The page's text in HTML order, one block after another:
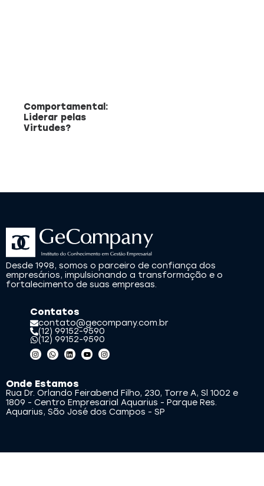
Comportamental:
Liderar pelas
Virtudes?
Desde 1998, somos o parceiro de confiança dos
empresários, impulsionando a transformação e o
fortalecimento de suas empresas.
Contatos
contato@gecompany.com.br
(12) 99152-9590
(12) 99152-9590
Onde Estamos
Rua Dr. Orlando Feirabend Filho, 230, Torre A, Sl 1002 e
1809 - Centro Empresarial Aquarius - Parque Res.
Aquarius, São José dos Campos - SP